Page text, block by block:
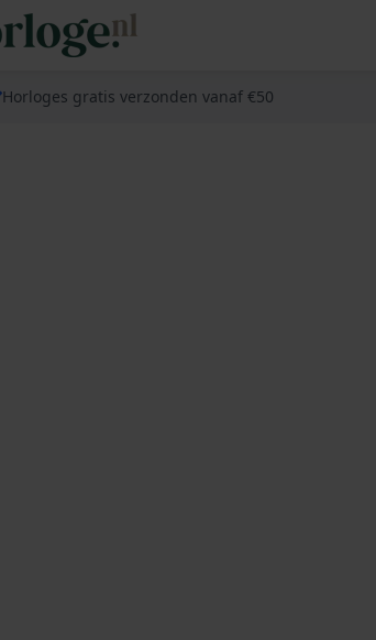
Horloges gratis verzonden vanaf €50